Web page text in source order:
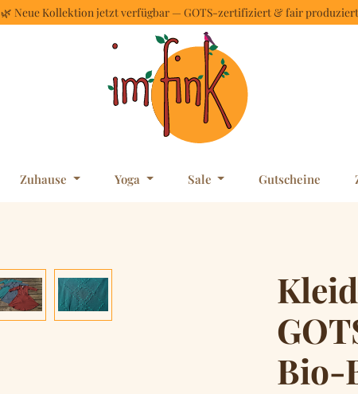
🌿 Neue Kollektion jetzt verfügbar — GOTS-zertifiziert & fair produziert
Zuhause Yoga Sale Gutscheine
Bio-